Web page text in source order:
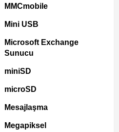
MMCmobile
Mini USB
Microsoft Exchange
Sunucu
miniSD
microSD
Mesajlaşma
Megapiksel